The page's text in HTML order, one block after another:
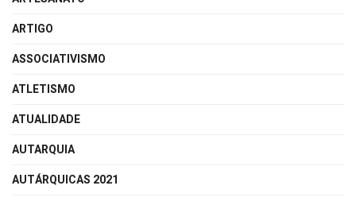
ARTIGO
ASSOCIATIVISMO
ATLETISMO
ATUALIDADE
AUTARQUIA
AUTÁRQUICAS 2021